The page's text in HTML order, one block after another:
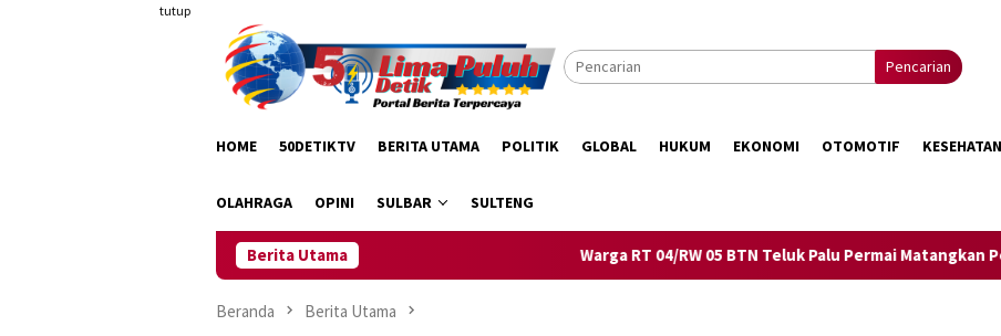
tutup
Pencarian
HOME 50DETIKTV BERITA UTAMA POLITIK GLOBAL HUKUM EKONOMI OTOMOTIF KESEHATAN
OLAHRAGA OPINI SULBAR SULTENG
Berita Utama Warga RT 04/RW 05 BTN Teluk Palu Permai Matangkan Persiapan
Beranda Berita Utama